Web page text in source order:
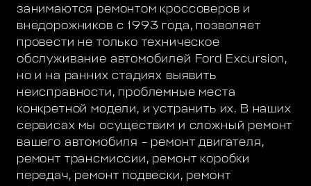
занимаются ремонтом кроссоверов и
внедорожников с 1993 года, позволяет
провести не только техническое
обслуживание автомобилей Ford Excursion,
но и на ранних стадиях выявить
неисправности, проблемные места
конкретной модели, и устранить их. В наших
сервисах мы осуществим и сложный ремонт
вашего автомобиля – ремонт двигателя,
ремонт трансмиссии, ремонт коробки
передач, ремонт подвески, ремонт